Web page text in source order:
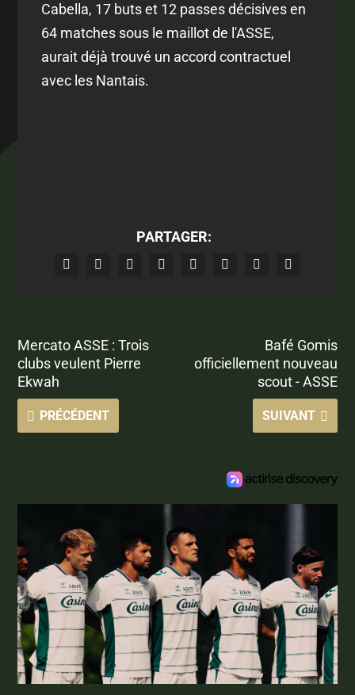
Cabella, 17 buts et 12 passes décisives en
64 matches sous le maillot de l'ASSE,
aurait déjà trouvé un accord contractuel
avec les Nantais.
PARTAGER:
Mercato ASSE : Trois
clubs veulent Pierre
Ekwah
PRÉCÉDENT
Bafé Gomis
officiellement nouveau
scout - ASSE
SUIVANT